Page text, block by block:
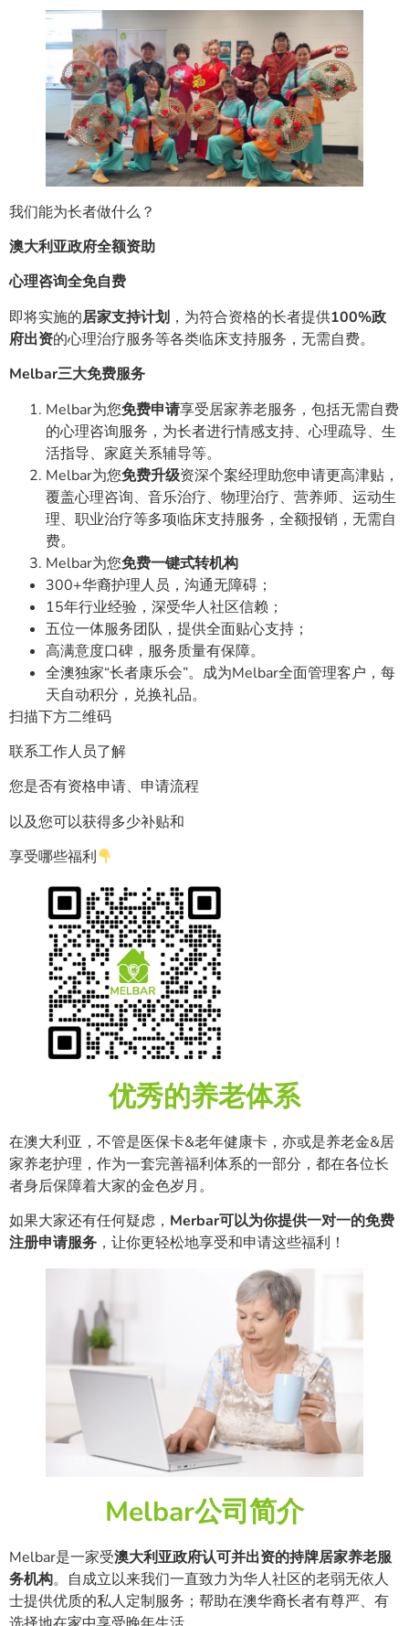
我们能为长者做什么？
澳大利亚政府全额资助
心理咨询全免自费
即将实施的居家支持计划 ，为符合资格的长者提供100%政
府出资的心理治疗服务等各类临床支持服务，无需自费。
Melbar三大免费服务
Melbar为您免费申请享受居家养老服务，包括无需自费
的心理咨询服务，为长者进行情感支持、心理疏导、生
活指导、家庭关系辅导等。
Melbar为您免费升级资深个案经理助您申请更高津贴，
覆盖心理咨询、音乐治疗、物理治疗、营养师、运动生
理、职业治疗等多项临床支持服务，全额报销，无需自
费。
Melbar为您免费一键式转机构
300+华裔护理人员，沟通无障碍；
15年行业经验，深受华人社区信赖；
五位一体服务团队，提供全面贴心支持；
高满意度口碑，服务质量有保障。
全澳独家“长者康乐会”。成为Melbar全面管理客户，每
天自动积分，兑换礼品。
扫描下方二维码
联系工作人员了解
您是否有资格申请、申请流程
以及您可以获得多少补贴和
享受哪些福利
优秀的养老体系
在澳大利亚，不管是医保卡&老年健康卡，亦或是养老金&居
家养老护理，作为一套完善福利体系的一部分，都在各位长
者身后保障着大家的金色岁月。
如果大家还有任何疑虑， Merbar可以为你提供一对一的免费
注册申请服务 ，让你更轻松地享受和申请这些福利！
Melbar公司简介
Melbar是一家受澳大利亚政府认可并出资的持牌居家养老服
务机构。自成立以来我们一直致力为华人社区的老弱无依人
士提供优质的私人定制服务；帮助在澳华裔长者有尊严、有